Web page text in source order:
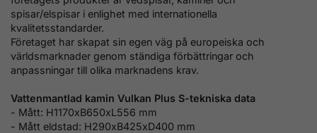
spisar/elspisar i enlighet med internationella
kvalitetsstandarder.
Företaget har skapat sin egen väg på europeiska och
världsmarknader genom ständiga förbättringar och
anpassningar till olika marknadens krav.
Vattenmantlad kamin Vulkan Plus S-tekniska data
- Mått: H1170xB650xL556 mm
- Mått eldstad: H290xB425xD400 mm